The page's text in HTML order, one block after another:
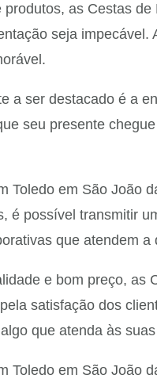
as Cestas
seja
a ser destacado é a
seu presente
Toledo em São João
é possível transmitir
que atendem
e bom preço, as
satisfação dos
que atenda às
Toledo em São João